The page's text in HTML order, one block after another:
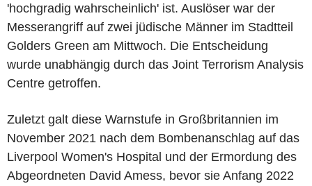
'hochgradig wahrscheinlich' ist. Auslöser war der
Messerangriff auf zwei jüdische Männer im Stadtteil
Golders Green am Mittwoch. Die Entscheidung
wurde unabhängig durch das Joint Terrorism Analysis
Centre getroffen.
Zuletzt galt diese Warnstufe in Großbritannien im
November 2021 nach dem Bombenanschlag auf das
Liverpool Women's Hospital und der Ermordung des
Abgeordneten David Amess, bevor sie Anfang 2022